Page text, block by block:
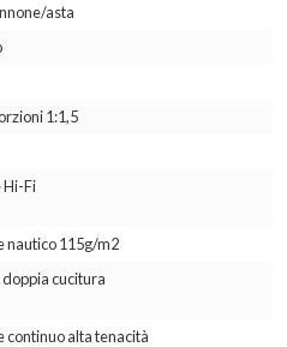
asta
1:1,5
Hi-Fi
nautico 115g/m2
cucitura
continuo alta tenacità